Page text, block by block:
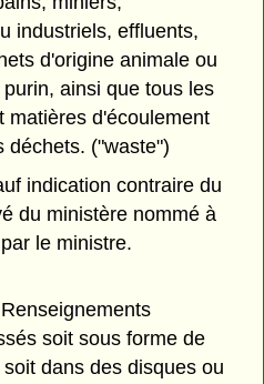
industriels, effluents,
d'origine animale ou
ainsi que tous les
matières d'écoulement
déchets. ("waste")
indication contraire du
du ministère nommé à
le ministre.
Renseignements
soit sous forme de
dans des disques ou